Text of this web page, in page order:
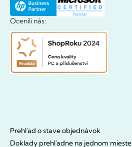
Ocenili nás:
Prehľad o stave objednávok
Doklady prehľadne na jednom mieste